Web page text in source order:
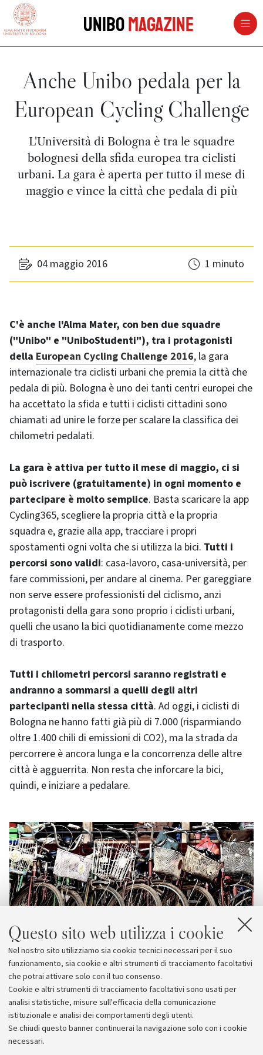
Questo sito web utilizza i cookie
Nel nostro sito utilizziamo sia cookie tecnici necessari per il suo
funzionamento, sia cookie e altri strumenti di tracciamento facoltativi
che potrai attivare solo con il tuo consenso.
Cookie e altri strumenti di tracciamento facoltativi sono usati per
analisi statistiche, misure sull'efficacia della comunicazione
istituzionale e analisi dei comportamenti degli utenti.
Se chiudi questo banner continuerai la navigazione solo con i cookie
necessari.
vai al contenuto della pagina
UniboMagazine
Anche Unibo pedala per la
European Cycling Challenge
L'Università di Bologna è tra le squadre
bolognesi della sfida europea tra ciclisti
urbani. La gara è aperta per tutto il mese di
maggio e vince la città che pedala di più
04 maggio 2016 1 minuto
C'è anche l'Alma Mater, con ben due squadre
("Unibo" e "UniboStudenti"), tra i protagonisti
della European Cycling Challenge 2016, la gara
internazionale tra ciclisti urbani che premia la città che
pedala di più. Bologna è uno dei tanti centri europei che
ha accettato la sfida e tutti i ciclisti cittadini sono
chiamati ad unire le forze per scalare la classifica dei
chilometri pedalati.
La gara è attiva per tutto il mese di maggio, ci si
può iscrivere (gratuitamente) in ogni momento e
partecipare è molto semplice. Basta scaricare la app
Cycling365, scegliere la propria città e la propria
squadra e, grazie alla app, tracciare i propri
spostamenti ogni volta che si utilizza la bici. Tutti i
percorsi sono validi: casa-lavoro, casa-università, per
fare commissioni, per andare al cinema. Per gareggiare
non serve essere professionisti del ciclismo, anzi
protagonisti della gara sono proprio i ciclisti urbani,
quelli che usano la bici quotidianamente come mezzo
di trasporto.
Tutti i chilometri percorsi saranno registrati e
andranno a sommarsi a quelli degli altri
partecipanti nella stessa città. Ad oggi, i ciclisti di
Bologna ne hanno fatti già più di 7.000 (risparmiando
oltre 1.400 chili di emissioni di CO2), ma la strada da
percorrere è ancora lunga e la concorrenza delle altre
città è agguerrita. Non resta che inforcare la bici,
quindi, e iniziare a pedalare.